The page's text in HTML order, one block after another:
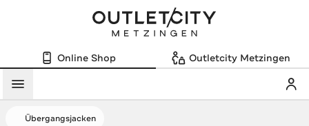
Online Shop Outletcity Metzingen
Menü
Übergangsjacken